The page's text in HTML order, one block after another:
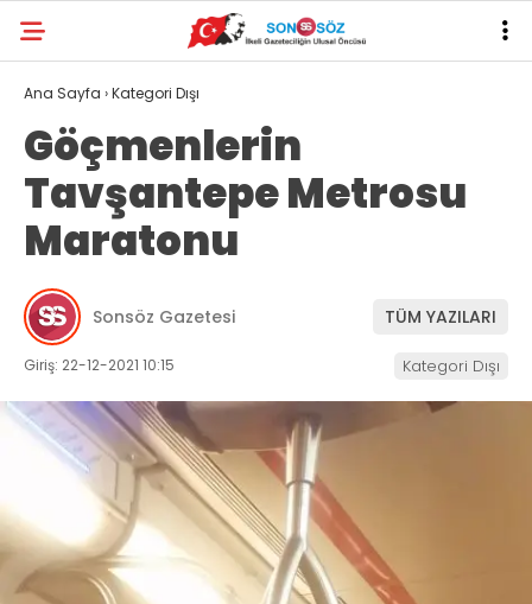
Ana Sayfa ›Kategori Dışı
Göçmenlerin
Tavşantepe Metrosu
Maratonu
Sonsöz Gazetesi TÜM YAZILARI
Giriş: 22-12-2021 10:15 Kategori Dışı